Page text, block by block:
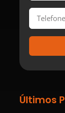
Últimos